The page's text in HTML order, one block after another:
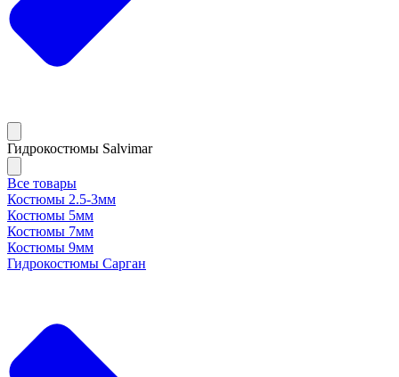
Гидрокостюмы Salvimar
Все товары
Костюмы 2.5-3мм
Костюмы 5мм
Костюмы 7мм
Костюмы 9мм
Гидрокостюмы Сарган